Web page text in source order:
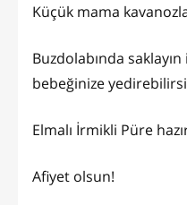
Küçük mama
Buzdolabında
bebeğinize
Elmalı İrmikli Püre
Afiyet olsun!